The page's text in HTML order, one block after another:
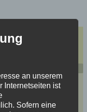
Sprache
an unserem
Internetseiten ist
Sofern eine